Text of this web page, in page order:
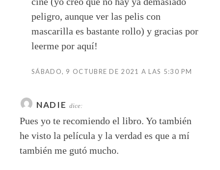
peligro, aunque ver las pelis con
mascarilla es bastante rollo) y gracias por
leerme por aquí!
SÁBADO, 9 OCTUBRE DE 2021 A LAS 5:30 PM
NADIE dice:
Pues yo te recomiendo el libro. Yo también
he visto la película y la verdad es que a mí
también me gutó mucho.